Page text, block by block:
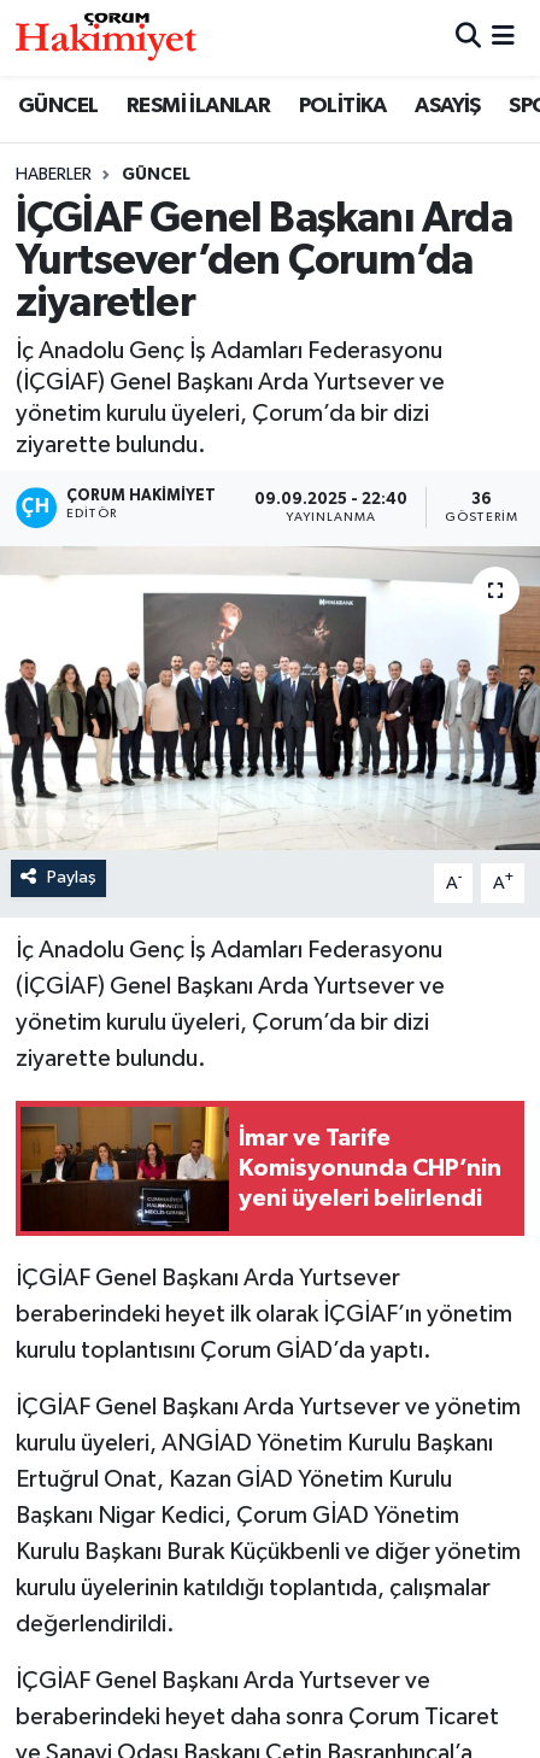
GÜNCEL RESMİ İLANLAR POLİTİKA ASAYİŞ
HABERLER GÜNCEL
İÇGİAF Genel Başkanı Arda
Yurtsever’den Çorum’da
ziyaretler
İç Anadolu Genç İş Adamları Federasyonu
(İÇGİAF) Genel Başkanı Arda Yurtsever ve
yönetim kurulu üyeleri, Çorum’da bir dizi
ziyarette bulundu.
ÇORUM HAKIMIYET
EDITÖR
09.09.2025 - 22:40
YAYINLANMA
36
GÖSTERIM
Paylaş A- A+
İç Anadolu Genç İş Adamları Federasyonu
(İÇGİAF) Genel Başkanı Arda Yurtsever ve
yönetim kurulu üyeleri, Çorum’da bir dizi
ziyarette bulundu.
İmar ve Tarife
Komisyonunda CHP’nin
yeni üyeleri belirlendi
İÇGİAF Genel Başkanı Arda Yurtsever
beraberindeki heyet ilk olarak İÇGİAF’ın yönetim
kurulu toplantısını Çorum GİAD’da yaptı.
İÇGİAF Genel Başkanı Arda Yurtsever ve yönetim
kurulu üyeleri, ANGİAD Yönetim Kurulu Başkanı
Ertuğrul Onat, Kazan GİAD Yönetim Kurulu
Başkanı Nigar Kedici, Çorum GİAD Yönetim
Kurulu Başkanı Burak Küçükbenli ve diğer yönetim
kurulu üyelerinin katıldığı toplantıda, çalışmalar
değerlendirildi.
İÇGİAF Genel Başkanı Arda Yurtsever ve
beraberindeki heyet daha sonra Çorum Ticaret
SAĞLIK
ASAYİŞ
EKONOMİ
GÜNCEL
EĞİTİM
TEKNOLOJİ
Nöbetçi Eczaneler
Çorum Namaz Vakitleri
Trafik Durumu
Süper Lig Puan Durumu ve Fikstür
Tüm Manşetler
Haber Arşivi